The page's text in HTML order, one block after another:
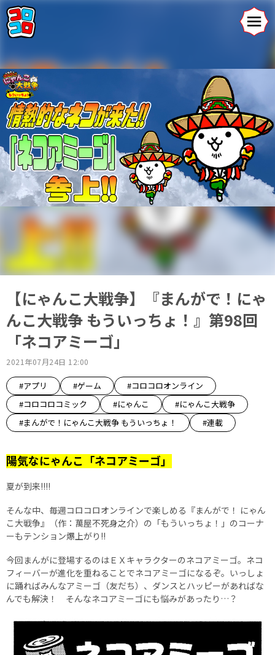
【にゃんこ大戦争】『まんがで！にゃ
んこ大戦争 もういっちょ！』第98回
「ネコアミーゴ」
2021年07月24日 12:00
#アプリ #ゲーム
#コロコロオンライン
#コロコロコミック
#にゃんこ
#にゃんこ大戦争
#まんがで！にゃんこ大戦争 もういっちょ！
#連載
陽気なにゃんこ「ネコアミーゴ」
夏が到来!!!!
そんな中、毎週コロコロオンラインで楽しめる『まんがで！ にゃん
こ大戦争』（作：萬屋不死身之介）の「もういっちょ！」のコーナ
ーもテンション爆上がり!!
今回まんがに登場するのはＥＸキャラクターのネコアミーゴ。ネコ
フィーバーが進化を重ねることでネコアミーゴになるぞ。いっしょ
に踊ればみんなアミーゴ（友だち）、ダンスとハッピーがあればな
んでも解決！ そんなネコアミーゴにも悩みがあったり…？